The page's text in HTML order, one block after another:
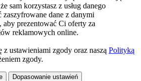
sam korzystasz z usług danego
dane z danymi
aby prezentować Ci oferty za
reklamowych online.
z ustawieniami zgody oraz naszą Polityką
zgody.
Dopasowanie ustawień